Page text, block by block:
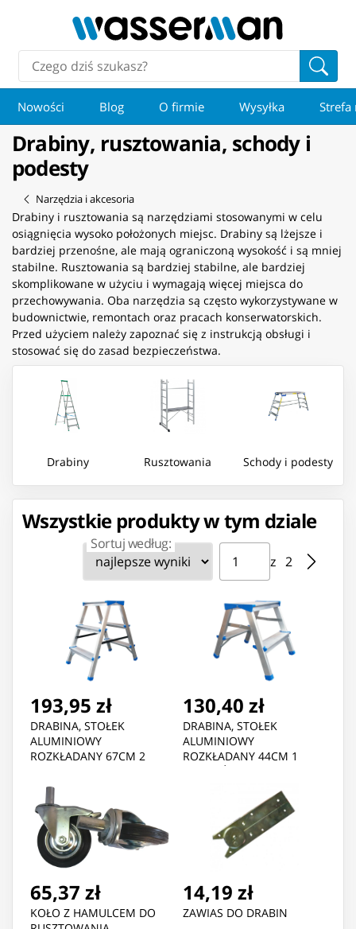
Nowości Blog O firmie Wysyłka Strefa
Drabiny, rusztowania, schody i
podesty
Narzędzia i akcesoria
Drabiny i rusztowania są narzędziami stosowanymi w celu
osiągnięcia wysoko położonych miejsc. Drabiny są lżejsze i
bardziej przenośne, ale mają ograniczoną wysokość i są mniej
stabilne. Rusztowania są bardziej stabilne, ale bardziej
skomplikowane w użyciu i wymagają więcej miejsca do
przechowywania. Oba narzędzia są często wykorzystywane w
budownictwie, remontach oraz pracach konserwatorskich.
Przed użyciem należy zapoznać się z instrukcją obsługi i
stosować się do zasad bezpieczeństwa.
Drabiny Rusztowania Schody i podesty
Wszystkie produkty w tym dziale
Sortuj według: Strona ⁨1⁩ z ⁨2⁩
z ⁨2⁩
Przejdź do strony
193,95 zł
DRABINA, STOŁEK
ALUMINIOWY
ROZKŁADANY 67CM 2
130,40 zł
DRABINA, STOŁEK
ALUMINIOWY
ROZKŁADANY 44CM 1
65,37 zł
KOŁO Z HAMULCEM DO
14,19 zł
ZAWIAS DO DRABIN